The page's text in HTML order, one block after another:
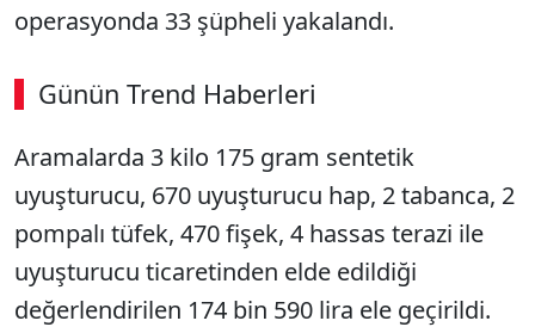
operasyonda 33 şüpheli yakalandı.
Günün Trend Haberleri
Aramalarda 3 kilo 175 gram sentetik
uyuşturucu, 670 uyuşturucu hap, 2 tabanca, 2
pompalı tüfek, 470 fişek, 4 hassas terazi ile
uyuşturucu ticaretinden elde edildiği
değerlendirilen 174 bin 590 lira ele geçirildi.